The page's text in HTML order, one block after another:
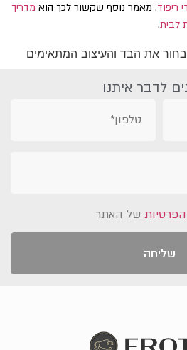
ריפוד. מאמר נוסף שקשור לכך הוא מדריך
לבית.
לדבר איתנו
הפרטיות של האתר
שליחה